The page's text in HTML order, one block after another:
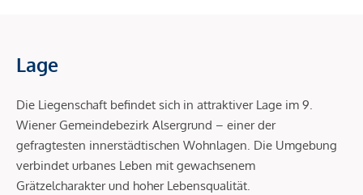
Lage
Die Liegenschaft befindet sich in attraktiver Lage im 9.
Wiener Gemeindebezirk Alsergrund – einer der
gefragtesten innerstädtischen Wohnlagen. Die Umgebung
verbindet urbanes Leben mit gewachsenem
Grätzelcharakter und hoher Lebensqualität.